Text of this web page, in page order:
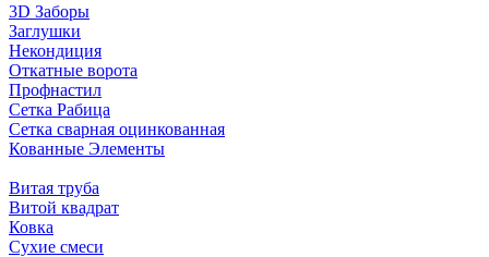
3D Заборы
Заглушки
Некондиция
Откатные ворота
Профнастил
Сетка Рабица
Сетка сварная оцинкованная
Кованные Элементы
Витая труба
Витой квадрат
Ковка
Сухие смеси